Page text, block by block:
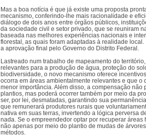
Mas a boa notícia é que já existe uma proposta
mecanismo, conferindo-lhe mais racionalidade e
diálogo de dois anos entre órgãos públicos,
da sociedade civil e setor privado, que se reuniram
baseada nas melhores experiências nacionais e
florestal, as quais foram adaptadas à realidade
a aprovação final pelo Governo do Distrito Federal.
Lastreado num trabalho de mapeamento do
relevantes para a produção de água, proteção do
biodiversidade, o novo mecanismo oferece
ocorra em áreas ambientalmente relevantes e que o
menor importância. Além disso, a compensação não
plantios, mas poderá ocorrer também por meio da
ser, por lei, desmatadas, garantindo sua
que remunerará produtores rurais que
nativa em suas terras, invertendo a lógica perversa
nada. Se o empreendedor optar por recuperar
não apenas por meio do plantio de mudas de
métodos.